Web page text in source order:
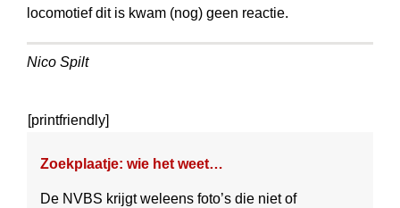
loco­motief dit is kwam (nog) geen reactie.
Nico Spilt
[printfriendly]
Zoekplaatje: wie het weet…
De NVBS krijgt weleens foto’s die niet of